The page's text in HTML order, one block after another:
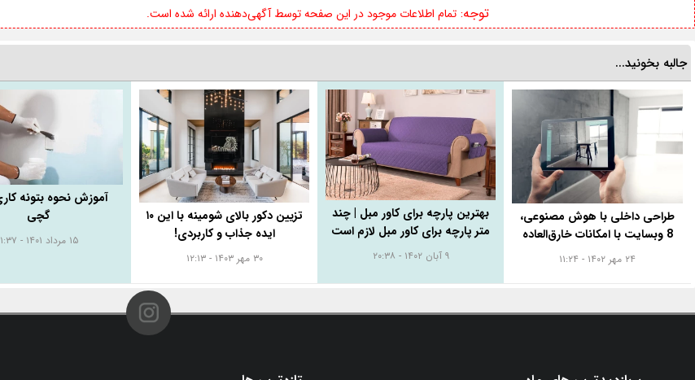
توجه:تمام اطلاعات موجود در این صفحه توسط آگهی‌دهنده ارائه شده است.
جالبه بخونید...
طراحی داخلی با هوش مصنوعی،
8 وبسایت با امکانات خارق‌العاده
۲۴ مهر ۱۴۰۲ - ۱۱:۲۴
بهترین پارچه برای کاور مبل | چند
متر پارچه برای کاور مبل لازم است
۹ آبان ۱۴۰۲ - ۲۰:۳۸
تزیین دکور بالای شومینه با این ۱۰
ایده جذاب و کاربردی!
۳۰ مهر ۱۴۰۳ - ۱۲:۱۳
آموزش نحوه بتونه
گچی
۱۵ مرداد ۱۴۰۱ - ۱۱:۳۷